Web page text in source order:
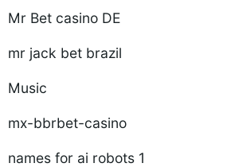
Mr Bet casino DE
mr jack bet brazil
Music
mx-bbrbet-casino
names for ai robots 1